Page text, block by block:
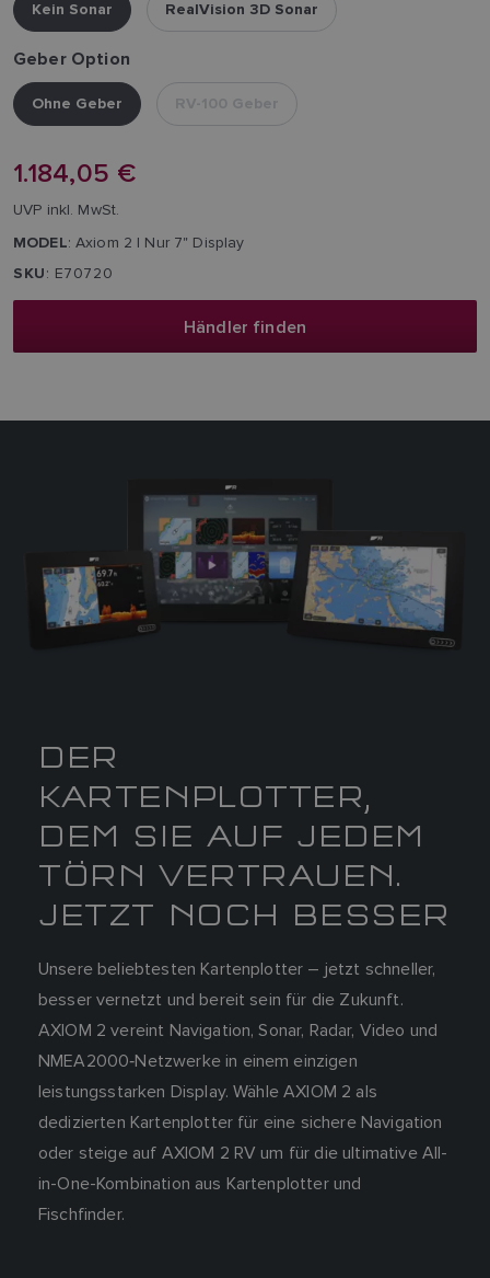
Kein Sonar RealVision 3D Sonar
Geber Option
Ohne Geber RV-100 Geber
1.184,05 €
UVP inkl. MwSt.
MODEL: Axiom 2 | Nur 7" Display
SKU: E70720
Händler finden
DER
KARTENPLOTTER,
DEM SIE AUF JEDEM
TÖRN VERTRAUEN.
JETZT NOCH BESSER
Unsere beliebtesten Kartenplotter – jetzt schneller,
besser vernetzt und bereit sein für die Zukunft.
AXIOM 2 vereint Navigation, Sonar, Radar, Video und
NMEA2000‑Netzwerke in einem einzigen
leistungsstarken Display. Wähle AXIOM 2 als
dedizierten Kartenplotter für eine sichere Navigation
oder steige auf AXIOM 2 RV um für die ultimative All-
in-One-Kombination aus Kartenplotter und
Fischfinder.